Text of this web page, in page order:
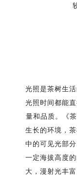
光照是茶树生
光照时间都能
量和品质。《
生长的环境，
中的可见光部
一定海拔高度
大，漫射光丰